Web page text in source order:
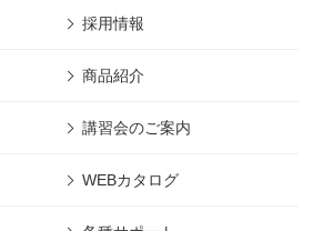
採用情報
商品紹介
講習会のご案内
WEBカタログ